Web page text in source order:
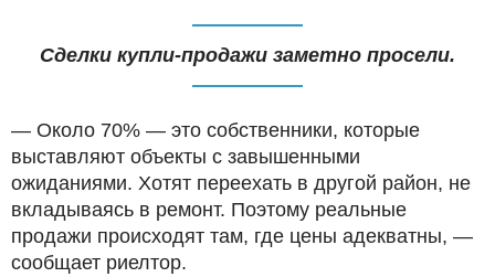
Сделки купли-продажи заметно просели.
— Около 70% — это собственники, которые
выставляют объекты с завышенными
ожиданиями. Хотят переехать в другой район, не
вкладываясь в ремонт. Поэтому реальные
продажи происходят там, где цены адекватны, —
сообщает риелтор.